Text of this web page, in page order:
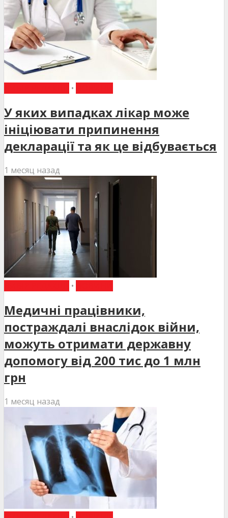
•
У яких випадках лікар може
ініціювати припинення
декларації та як це відбувається
1 месяц назад
•
Медичні працівники,
постраждалі внаслідок війни,
можуть отримати державну
допомогу від 200 тис до 1 млн
грн
1 месяц назад